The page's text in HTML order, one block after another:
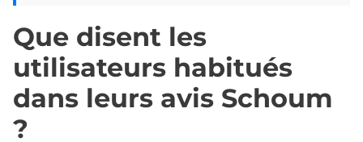
Que disent les
utilisateurs habitués
dans leurs avis Schoum
?